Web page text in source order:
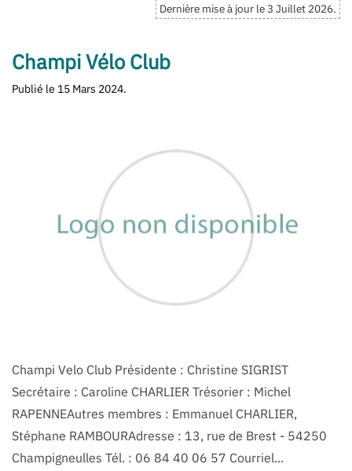
Dernière mise à jour le3 Juillet 2026.
Champi Vélo Club
Publié le 15 Mars 2024.
Champi Velo Club Présidente : Christine SIGRIST
Secrétaire : Caroline CHARLIER Trésorier : Michel
RAPENNEAutres membres : Emmanuel CHARLIER,
Stéphane RAMBOURAdresse : 13, rue de Brest - 54250
Champigneulles Tél. : 06 84 40 06 57 Courriel...